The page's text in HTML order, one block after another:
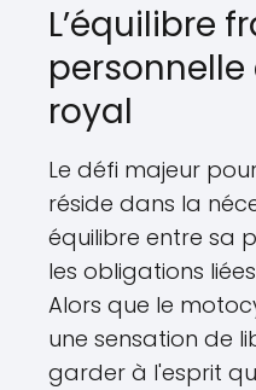
L’équilibre
royal
Le défi majeur
réside dans la
équilibre entre sa
les obligations
Alors que le
une sensation de
garder à l'esprit